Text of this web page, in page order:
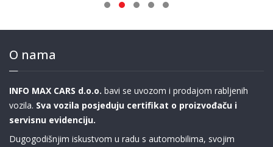
O nama
INFO MAX CARS d.o.o. bavi se uvozom i prodajom rabljenih
vozila. Sva vozila posjeduju certifikat o proizvođaču i
servisnu evidenciju.
Dugogodišnjim iskustvom u radu s automobilima, svojim